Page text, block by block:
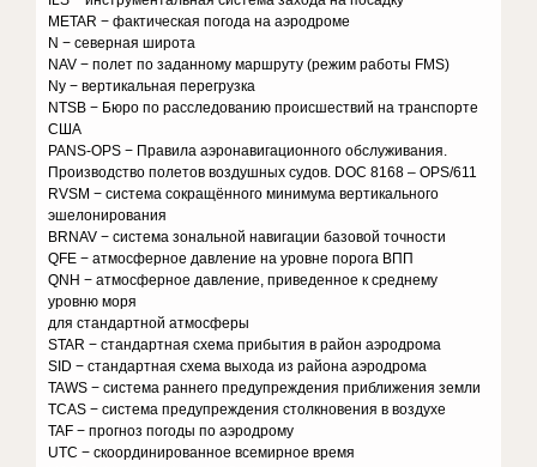
METAR − фактическая погода на аэродроме
N − северная широта
NAV − полет по заданному маршруту (режим работы FMS)
Nу − вертикальная перегрузка
NTSB − Бюро по расследованию происшествий на транспорте
США
PANS-OPS − Правила аэронавигационного обслуживания.
Производство полетов воздушных судов. DOC 8168 – OPS/611
RVSM − система сокращённого минимума вертикального
эшелонирования
BRNAV − система зональной навигации базовой точности
QFE − атмосферное давление на уровне порога ВПП
QNH − атмосферное давление, приведенное к среднему
уровню моря
для стандартной атмосферы
STAR − стандартная схема прибытия в район аэродрома
SID − стандартная схема выхода из района аэродрома
TAWS − система раннего предупреждения приближения земли
TCAS − система предупреждения столкновения в воздухе
TAF − прогноз погоды по аэродрому
UTC − скоординированное всемирное время